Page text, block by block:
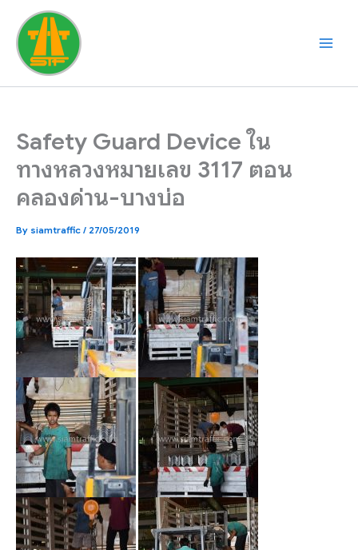
content
Safety Guard Device ใน
ทางหลวงหมายเลข 3117 ตอน
คลองด่าน-บางบ่อ
By siamtraffic / 27/05/2019